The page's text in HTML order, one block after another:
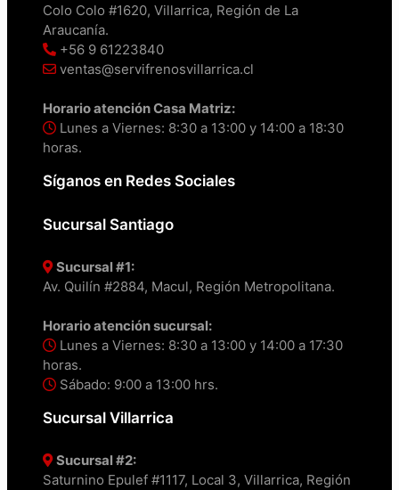
Colo Colo #1620, Villarrica, Región de La
Araucanía.
+56 9 61223840
ventas@servifrenosvillarrica.cl
Horario atención Casa Matriz:
Lunes a Viernes: 8:30 a 13:00 y 14:00 a 18:30
horas.
Síganos en Redes Sociales
Sucursal Santiago
Sucursal #1:
Av. Quilín #2884, Macul, Región Metropolitana.
Horario atención sucursal:
Lunes a Viernes: 8:30 a 13:00 y 14:00 a 17:30
horas.
Sábado: 9:00 a 13:00 hrs.
Sucursal Villarrica
Sucursal #2:
Saturnino Epulef #1117, Local 3, Villarrica, Región